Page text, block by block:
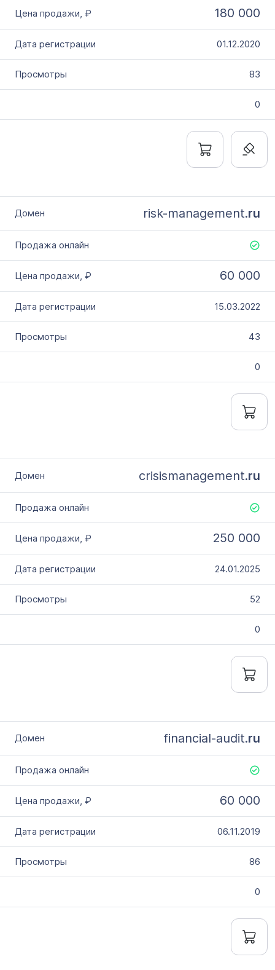
180 000
01.12.2020
83
0
risk-management.ru
60 000
15.03.2022
43
0
crisismanagement.ru
250 000
24.01.2025
52
0
financial-audit.ru
60 000
06.11.2019
86
0